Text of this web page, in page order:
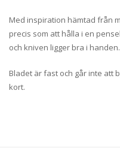
Med inspiration hämtad från
precis som att hålla i en
och kniven ligger bra i handen.
Bladet är fast och går inte att
kort.